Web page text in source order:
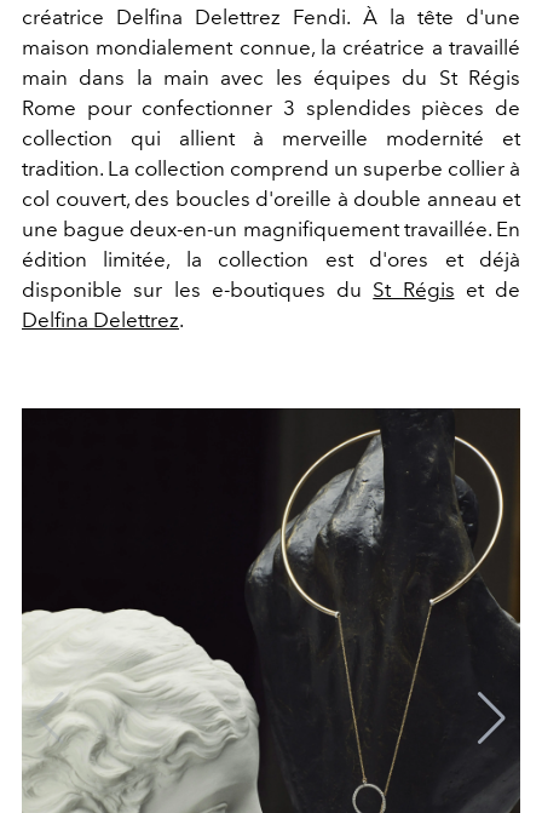
créatrice Delfina Delettrez Fendi. À la tête d'une
maison mondialement connue, la créatrice a travaillé
main dans la main avec les équipes du St Régis
Rome pour confectionner 3 splendides pièces de
collection qui allient à merveille modernité et
tradition. La collection comprend un superbe collier à
col couvert, des boucles d'oreille à double anneau et
une bague deux-en-un magnifiquement travaillée. En
édition limitée, la collection est d'ores et déjà
disponible sur les e-boutiques du St Régis et de
Delfina Delettrez.